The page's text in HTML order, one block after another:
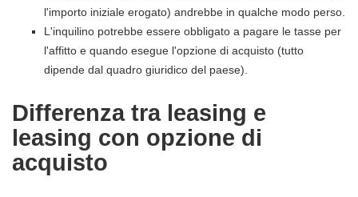
l'importo iniziale erogato) andrebbe in qualche modo perso.
L'inquilino potrebbe essere obbligato a pagare le tasse per
l'affitto e quando esegue l'opzione di acquisto (tutto
dipende dal quadro giuridico del paese).
Differenza tra leasing e
leasing con opzione di
acquisto